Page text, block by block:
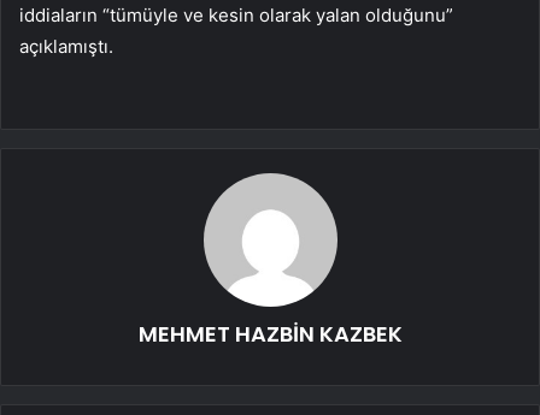
iddiaların “tümüyle ve kesin olarak yalan olduğunu”
açıklamıştı.
MEHMET HAZBİN KAZBEK